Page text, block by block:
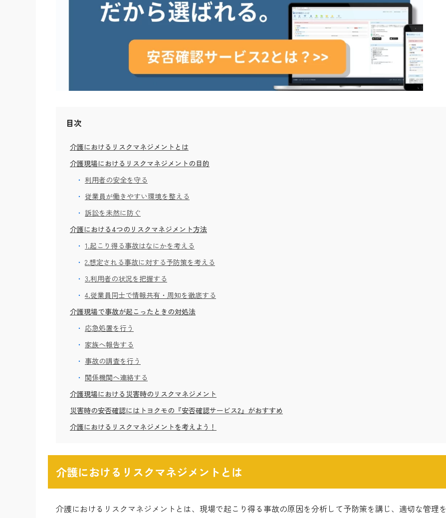
目次
介護におけるリスクマネジメントとは
介護現場におけるリスクマネジメントの目的
利用者の安全を守る
従業員が働きやすい環境を整える
訴訟を未然に防ぐ
介護における4つのリスクマネジメント方法
1.起こり得る事故はなにかを考える
2.想定される事故に対する予防策を考える
3.利用者の状況を把握する
4.従業員同士で情報共有・周知を徹底する
介護現場で事故が起こったときの対処法
応急処置を行う
家族へ報告する
事故の調査を行う
関係機関へ連絡する
介護現場における災害時のリスクマネジメント
災害時の安否確認にはトヨクモの『安否確認サービス2』がおすすめ
介護におけるリスクマネジメントを考えよう！
介護におけるリスクマネジメントとは
介護におけるリスクマネジメントとは、現場で起こり得る事故の原因を分析して予防策を講じ、適切な管理を